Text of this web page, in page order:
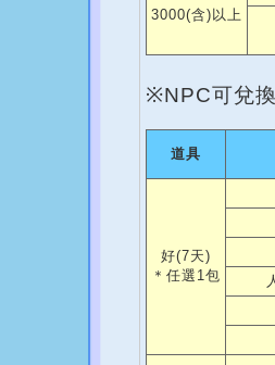
3000(含)以上
※NPC可兌
道具
好(7天)
＊任選1包